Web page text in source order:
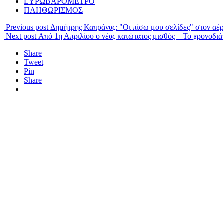
ΠΛΗΘΩΡΙΣΜΟΣ
Previous post Δημήτρης Καπράνος: "Οι πίσω μου σελίδες" στον
Next post Από 1η Απριλίου ο νέος κατώτατος μισθός – Το
Share
Tweet
Pin
Share